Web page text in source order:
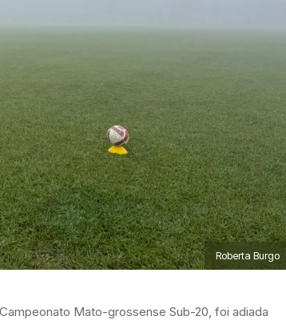
Roberta Burgo
Mato-grossense Sub-20, foi adiada